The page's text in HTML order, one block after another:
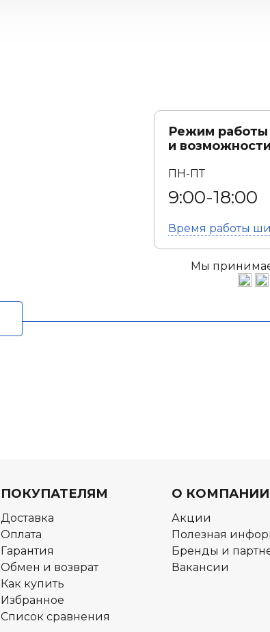
Режим
и
ПН-ПТ
9:00-18:00
Время работы
Мы
ПОКУПАТЕЛЯМ
Доставка
Оплата
Гарантия
Обмен и возврат
Как купить
Избранное
Список сравнения
О КОМПАНИИ
Акции
Полезная
Бренды и
Вакансии